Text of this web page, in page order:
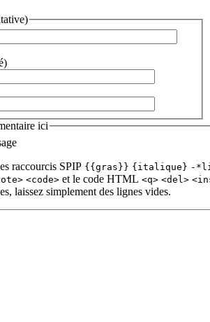
ici
raccourcis SPIP {{gras}} {italique} -
<code> et le code HTML <q> <del>
laissez simplement des lignes vides.